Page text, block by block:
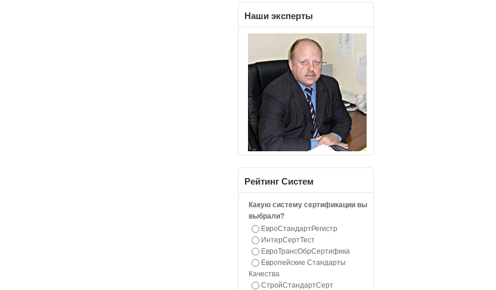
Наши эксперты
Рейтинг Систем
Какую систему сертификации вы
выбрали?
ЕвроСтандартРегистр
ИнтерСертТест
ЕвроТрансОбрСертифика
Европейские Стандарты
Качества
СтройСтандартСерт